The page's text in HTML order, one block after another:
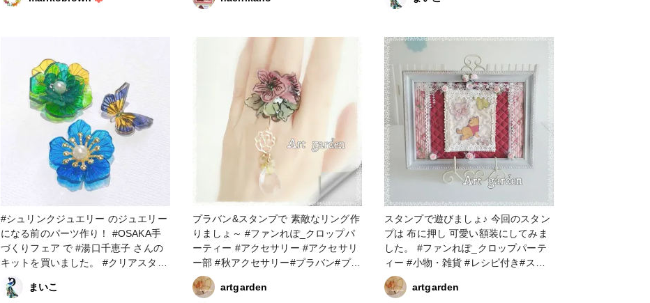
ルテニュー #クリアスタンプ #ペーパ
エコラインカラーインクを水筆で塗っ
ンク #ペーパークラフト
#シュリンクジュエリー のジュエリー
になる前のパーツ作り！ #OSAKA手
づくりフェア で #湯口千恵子 さんの
キットを買いました。 #クリアスタン
プ #コピック #copic #プラ板 #アクセ
サリー部 #エンボスヒーター
まいこ
プラバン&スタンプで 素敵なリング作
りましょ～ #ファンれぽ_クロップパ
ーティー #アクセサリー #アクセサリ
ー部 #秋アクセサリー#プラバン#プラ
バン #プラバン#プラ板細工 #クリア
スタンプ #スタンプ
artgarden
スタンプで遊びましょ♪ 今回のスタン
プは 布に押し 可愛い額装にしてみま
した。 #ファンれぽ_クロップパーテ
ィー #小物・雑貨 #レシピ付き#スタ
ンプ#小物 #クリアスタンプ #パッチ
ワーク #その他#DIY
artgarden